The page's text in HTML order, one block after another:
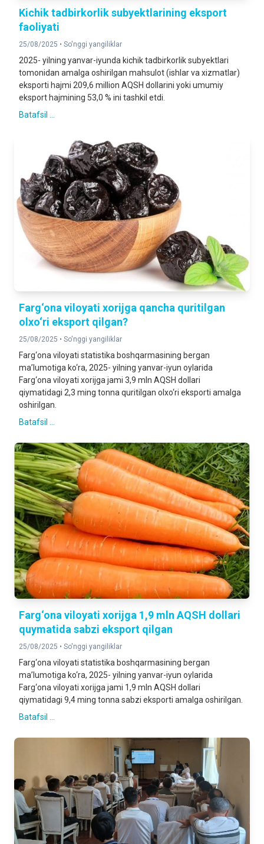
Kichik tadbirkorlik subyektlarining eksport
faoliyati
25/08/2025 • So'nggi yangiliklar
2025- yilning yanvar-iyunda kichik tadbirkorlik subyektlari
tomonidan amalga oshirilgan mahsulot (ishlar va xizmatlar)
eksporti hajmi 209,6 million AQSH dollarini yoki umumiy
eksport hajmining 53,0 % ini tashkil etdi.
Batafsil ...
Farg‘ona viloyati xorijga qancha quritilgan
olxo‘ri eksport qilgan?
25/08/2025 • So'nggi yangiliklar
Farg‘ona viloyati statistika boshqarmasining bergan
ma’lumotiga ko‘ra, 2025- yilning yanvar-iyun oylarida
Farg‘ona viloyati xorijga jami 3,9 mln AQSH dollari
qiymatidagi 2,3 ming tonna quritilgan olxo‘ri eksporti amalga
oshirilgan.
Batafsil ...
Farg‘ona viloyati xorijga 1,9 mln AQSH dollari
quymatida sabzi eksport qilgan
25/08/2025 • So'nggi yangiliklar
Farg‘ona viloyati statistika boshqarmasining bergan
ma’lumotiga ko‘ra, 2025- yilning yanvar-iyun oylarida
Farg‘ona viloyati xorijga jami 1,9 mln AQSH dollari
qiymatidagi 9,4 ming tonna sabzi eksporti amalga oshirilgan.
Batafsil ...